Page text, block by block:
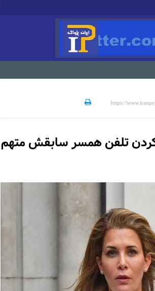
تلفن همسر سابقش متهم